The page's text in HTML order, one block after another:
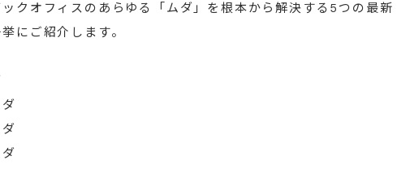
クオフィスのあらゆる「ムダ」を根本から解決する5つの最新
にご紹介します。